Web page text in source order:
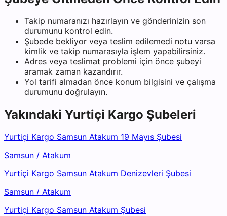
Takip numaranızı hazırlayın ve gönderinizin son
durumunu kontrol edin.
Şubede bekliyor veya teslim edilemedi notu varsa
kimlik ve takip numarasıyla işlem yapabilirsiniz.
Adres veya teslimat problemi için önce şubeyi
aramak zaman kazandırır.
Yol tarifi almadan önce konum bilgisini ve çalışma
durumunu doğrulayın.
Yakındaki Yurtiçi Kargo Şubeleri
Yurtiçi Kargo Samsun Atakum 19 Mayıs Şubesi
Samsun / Atakum
Yurtiçi Kargo Samsun Atakum Denizevleri Şubesi
Samsun / Atakum
Yurtiçi Kargo Samsun Atakum Şubesi